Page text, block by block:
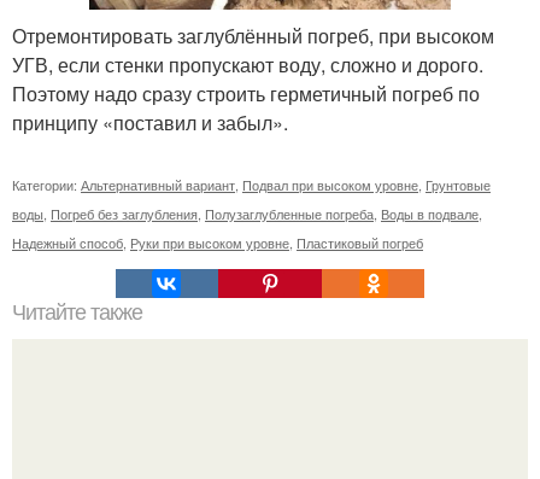
Отремонтировать заглублённый погреб, при высоком
УГВ, если стенки пропускают воду, сложно и дорого.
Поэтому надо сразу строить герметичный погреб по
принципу «поставил и забыл».
Категории: Альтернативный вариант Подвал при высоком уровне Грунтовые
воды Погреб без заглубления Полузаглубленные погреба Воды в подвале
Надежный способ Руки при высоком уровне Пластиковый погреб
Читайте также